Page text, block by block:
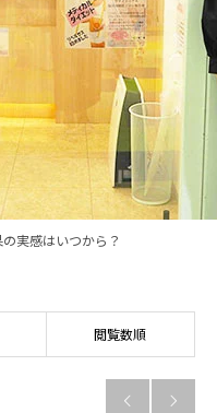
実感はいつから？
閲覧数順
 